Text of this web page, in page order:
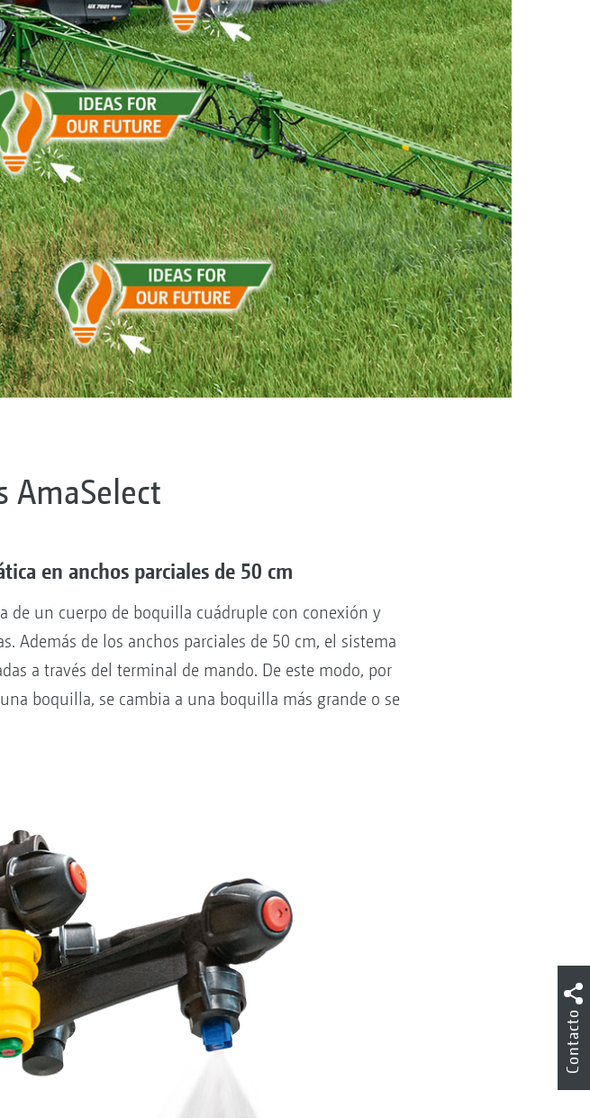
AmaSelect
en anchos parciales de 50 cm
de un cuerpo de boquilla cuádruple con conexión y
Además de los anchos parciales de 50 cm, el sistema
a través del terminal de mando. De este modo, por
boquilla, se cambia a una boquilla más grande o se
Contacto